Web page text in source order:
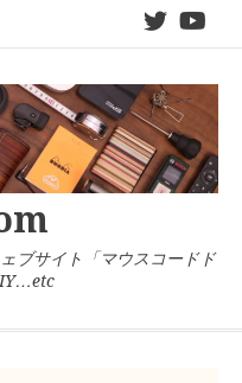
twitter
ブサイト「マウスコードド